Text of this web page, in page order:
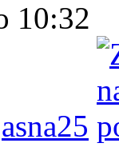
10:32